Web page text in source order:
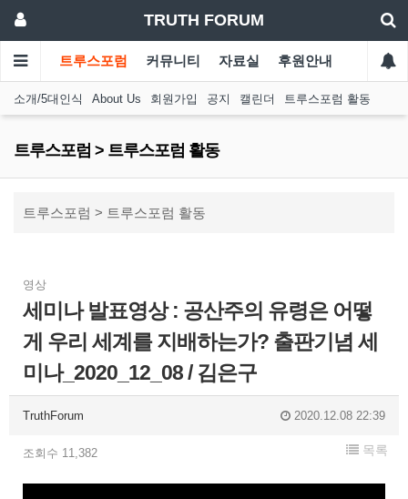
TRUTH FORUM
트루스포럼 커뮤니티 자료실 후원안내
소개/5대인식 About Us 회원가입 공지 캘린더 트루스포럼 활동
트루스포럼 > 트루스포럼 활동
트루스포럼 > 트루스포럼 활동
영상
세미나 발표영상 : 공산주의 유령은 어떻
게 우리 세계를 지배하는가? 출판기념 세
미나_2020_12_08 / 김은구
TruthForum 2020.12.08 22:39
조회수 11,382 목록